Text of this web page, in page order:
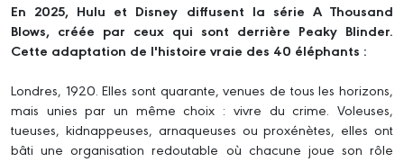
En 2025, Hulu et Disney diffusent la série A Thousand
Blows, créée par ceux qui sont derrière Peaky Blinder.
Cette adaptation de l'histoire vraie des 40 éléphants :
Londres, 1920. Elles sont quarante, venues de tous les horizons,
mais unies par un même choix : vivre du crime. Voleuses,
tueuses, kidnappeuses, arnaqueuses ou proxénètes, elles ont
bâti une organisation redoutable où chacune joue son rôle